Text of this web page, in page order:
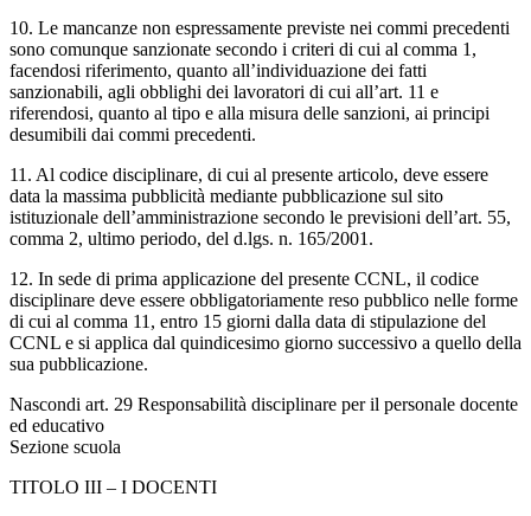
10. Le mancanze non espressamente previste nei commi precedenti
sono comunque sanzionate secondo i criteri di cui al comma 1,
facendosi riferimento, quanto all’individuazione dei fatti
sanzionabili, agli obblighi dei lavoratori di cui all’art. 11 e
riferendosi, quanto al tipo e alla misura delle sanzioni, ai principi
desumibili dai commi precedenti.
11. Al codice disciplinare, di cui al presente articolo, deve essere
data la massima pubblicità mediante pubblicazione sul sito
istituzionale dell’amministrazione secondo le previsioni dell’art. 55,
comma 2, ultimo periodo, del d.lgs. n. 165/2001.
12. In sede di prima applicazione del presente CCNL, il codice
disciplinare deve essere obbligatoriamente reso pubblico nelle forme
di cui al comma 11, entro 15 giorni dalla data di stipulazione del
CCNL e si applica dal quindicesimo giorno successivo a quello della
sua pubblicazione.
Nascondi art. 29 Responsabilità disciplinare per il personale docente
ed educativo
Sezione scuola
TITOLO III – I DOCENTI